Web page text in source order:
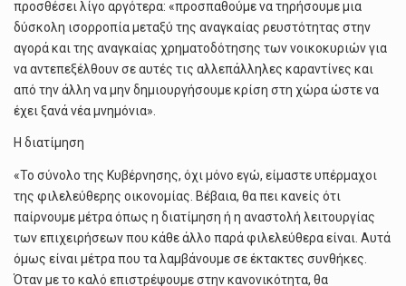
προσθέσει λίγο αργότερα: «προσπαθούμε να τηρήσουμε μια
δύσκολη ισορροπία μεταξύ της αναγκαίας ρευστότητας στην
αγορά και της αναγκαίας χρηματοδότησης των νοικοκυριών για
να αντεπεξέλθουν σε αυτές τις αλλεπάλληλες καραντίνες και
από την άλλη να μην δημιουργήσουμε κρίση στη χώρα ώστε να
έχει ξανά νέα μνημόνια».
Η διατίμηση
«Το σύνολο της Κυβέρνησης, όχι μόνο εγώ, είμαστε υπέρμαχοι
της φιλελεύθερης οικονομίας. Βέβαια, θα πει κανείς ότι
παίρνουμε μέτρα όπως η διατίμηση ή η αναστολή λειτουργίας
των επιχειρήσεων που κάθε άλλο παρά φιλελεύθερα είναι. Αυτά
όμως είναι μέτρα που τα λαμβάνουμε σε έκτακτες συνθήκες.
Όταν με το καλό επιστρέψουμε στην κανονικότητα, θα